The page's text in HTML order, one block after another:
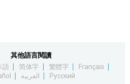
其他語言閱讀
語 简体字 繁體字
Français
العربية Русский